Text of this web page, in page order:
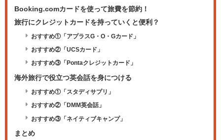
Booking.comカードを使って旅費を節約！
旅行にクレジットカードを持っていくと便利？
おすすめ①「アプラスG・O・Gカード」
おすすめ②「UCSカード」
おすすめ③「Pontaクレジットカード」
海外旅行で役立つ英会話を身につける
おすすめ①「スタディサプリ」
おすすめ②「DMM英会話」
おすすめ③「ネイティブキャンプ」
まとめ